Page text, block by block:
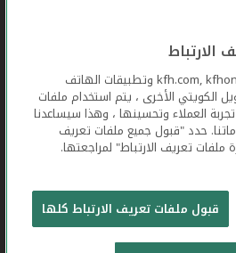
جميع الحقوق محفوظة © 2026
الموقع الإلكتروني
عندما تستخدم ,kfh.com, kfhonline.com وتطبيقات الهاتف
الكويتي الأخرى ، يتم استخدام ملفات
العملاء وتحسينها ، وهذا سيساعدنا
حدد "قبول جميع ملفات تعريف
ملفات تعريف الارتباط" لمراجعتها.
قبول ملفات تعريف الارتباط كلها